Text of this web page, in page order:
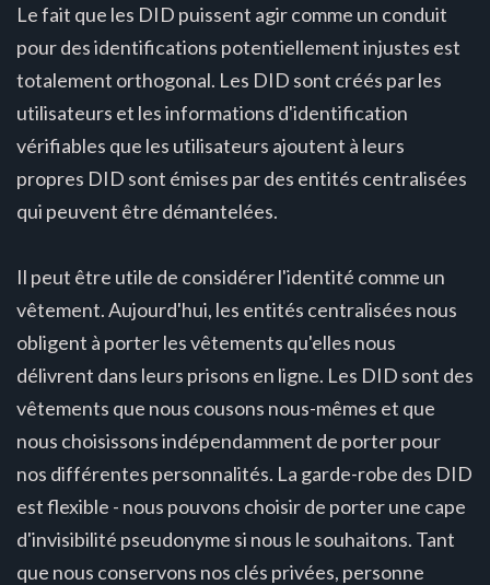
Le fait que les DID puissent agir comme un conduit
pour des identifications potentiellement injustes est
totalement orthogonal. Les DID sont créés par les
utilisateurs et les informations d'identification
vérifiables que les utilisateurs ajoutent à leurs
propres DID sont émises par des entités centralisées
qui peuvent être démantelées.
Il peut être utile de considérer l'identité comme un
vêtement. Aujourd'hui, les entités centralisées nous
obligent à porter les vêtements qu'elles nous
délivrent dans leurs prisons en ligne. Les DID sont des
vêtements que nous cousons nous-mêmes et que
nous choisissons indépendamment de porter pour
nos différentes personnalités. La garde-robe des DID
est flexible - nous pouvons choisir de porter une cape
d'invisibilité pseudonyme si nous le souhaitons. Tant
que nous conservons nos clés privées, personne